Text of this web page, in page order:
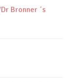
Bronner ´s